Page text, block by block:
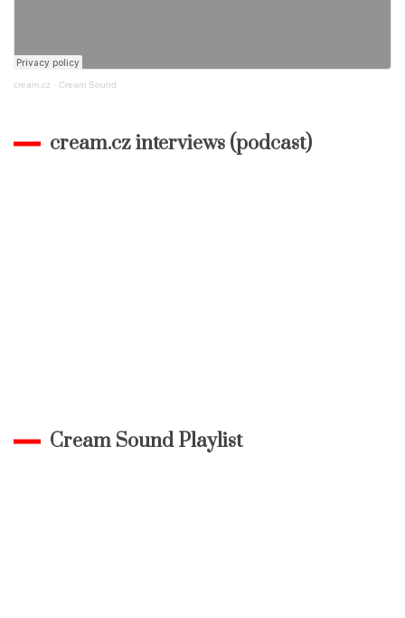
cream.cz · Cream Sound
cream.cz interviews (podcast)
Cream Sound Playlist